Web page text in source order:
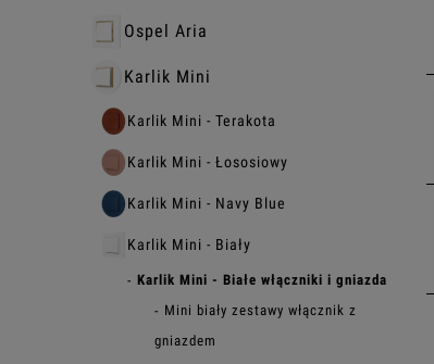
Ospel Aria
Karlik Mini
Karlik Mini - Terakota
Karlik Mini - Łososiowy
Karlik Mini - Navy Blue
Karlik Mini - Biały
Karlik Mini - Białe włączniki i gniazda
Mini biały zestawy włącznik z
gniazdem